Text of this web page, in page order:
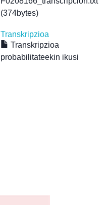
(374bytes)
Transkripzioa
Transkripzioa
probabilitateekin ikusi